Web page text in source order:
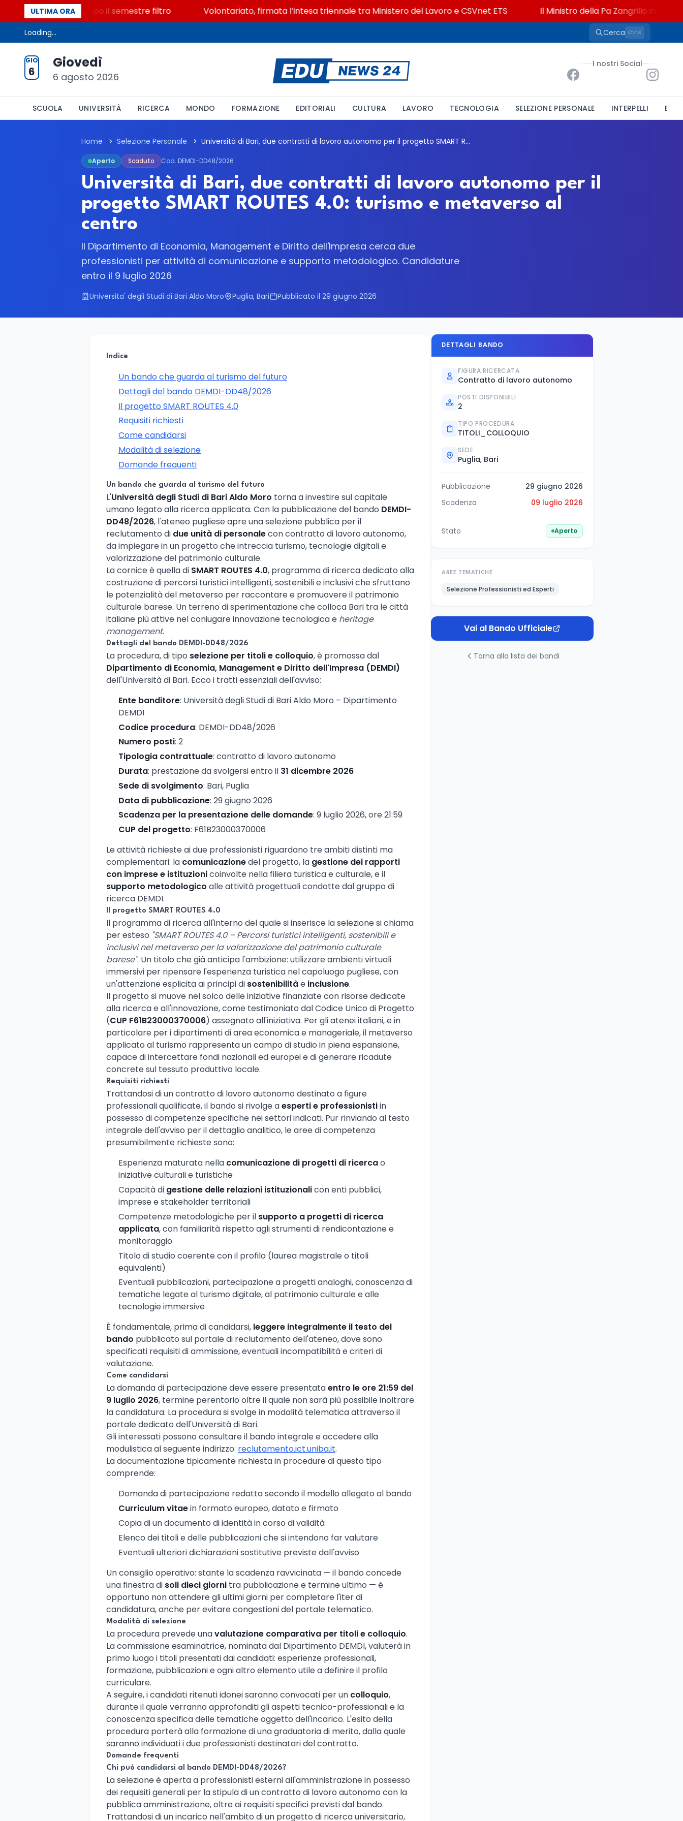
ULTIMA ORA
posti vacanti dopo il semestre filtro Volontariato, firmata l’intesa triennale tra Ministero del Lavoro e CSVnet ETS Il Ministro della Pa Zangrillo in
Loading... Cerca CtrlK
GIO
6
Giovedì
6 agosto 2026
I nostri Social
SCUOLA UNIVERSITÀ RICERCA MONDO FORMAZIONE EDITORIALI CULTURA LAVORO TECNOLOGIA SELEZIONE PERSONALE INTERPELLI
Home Selezione Personale Università di Bari, due contratti di lavoro autonomo per il progetto SMART ROUTES 4.0: turismo e metaverso al centro
Aperto Scaduto Cod. DEMDI-DD48/2026
Università di Bari, due contratti di lavoro autonomo per il
progetto SMART ROUTES 4.0: turismo e metaverso al
centro
Il Dipartimento di Economia, Management e Diritto dell'Impresa cerca due
professionisti per attività di comunicazione e supporto metodologico. Candidature
entro il 9 luglio 2026
Universita' degli Studi di Bari Aldo Moro Puglia, Bari Pubblicato il 29 giugno 2026
Indice
Un bando che guarda al turismo del futuro
Dettagli del bando DEMDI-DD48/2026
Il progetto SMART ROUTES 4.0
Requisiti richiesti
Come candidarsi
Modalità di selezione
Domande frequenti
Un bando che guarda al turismo del futuro
L'Università degli Studi di Bari Aldo Moro torna a investire sul capitale
umano legato alla ricerca applicata. Con la pubblicazione del bando DEMDI-
DD48/2026, l'ateneo pugliese apre una selezione pubblica per il
reclutamento di due unità di personalecon contratto di lavoro autonomo,
da impiegare in un progetto che intreccia turismo, tecnologie digitali e
valorizzazione del patrimonio culturale.
La cornice è quella di SMART ROUTES 4.0, programma di ricerca dedicato alla
costruzione di percorsi turistici intelligenti, sostenibili e inclusivi che sfruttano
le potenzialità del metaverso per raccontare e promuovere il patrimonio
culturale barese. Un terreno di sperimentazione che colloca Bari tra le città
italiane più attive nel coniugare innovazione tecnologica e heritage
management.
Dettagli del bando DEMDI-DD48/2026
La procedura, di tipo selezione per titoli e colloquio, è promossa dal
Dipartimento di Economia, Management e Diritto dell'Impresa (DEMDI)
dell'Università di Bari. Ecco i tratti essenziali dell'avviso:
Ente banditore: Università degli Studi di Bari Aldo Moro – Dipartimento
DEMDI
Codice procedura: DEMDI-DD48/2026
Numero posti: 2
Tipologia contrattuale: contratto di lavoro autonomo
Durata: prestazione da svolgersi entro il 31 dicembre 2026
Sede di svolgimento: Bari, Puglia
Data di pubblicazione: 29 giugno 2026
Scadenza per la presentazione delle domande: 9 luglio 2026, ore 21:59
CUP del progetto: F61B23000370006
Le attività richieste ai due professionisti riguardano tre ambiti distinti ma
complementari: la comunicazionedel progetto, la gestione dei rapporti
con imprese e istituzionicoinvolte nella filiera turistica e culturale, e il
supporto metodologico alle attività progettuali condotte dal gruppo di
ricerca DEMDI.
Il progetto SMART ROUTES 4.0
Il programma di ricerca all'interno del quale si inserisce la selezione si chiama
per esteso "SMART ROUTES 4.0 – Percorsi turistici intelligenti, sostenibili e
inclusivi nel metaverso per la valorizzazione del patrimonio culturale
barese". Un titolo che già anticipa l'ambizione: utilizzare ambienti virtuali
immersivi per ripensare l'esperienza turistica nel capoluogo pugliese, con
un'attenzione esplicita ai principi di sostenibilitàe inclusione.
Il progetto si muove nel solco delle iniziative finanziate con risorse dedicate
alla ricerca e all'innovazione, come testimoniato dal Codice Unico di Progetto
(CUP F61B23000370006) assegnato all'iniziativa. Per gli atenei italiani, e in
particolare per i dipartimenti di area economica e manageriale, il metaverso
applicato al turismo rappresenta un campo di studio in piena espansione,
capace di intercettare fondi nazionali ed europei e di generare ricadute
concrete sul tessuto produttivo locale.
Requisiti richiesti
Trattandosi di un contratto di lavoro autonomo destinato a figure
professionali qualificate, il bando si rivolge aesperti e professionistiin
possesso di competenze specifiche nei settori indicati. Pur rinviando al testo
integrale dell'avviso per il dettaglio analitico, le aree di competenza
presumibilmente richieste sono:
Esperienza maturata nella comunicazione di progetti di ricercao
iniziative culturali e turistiche
Capacità di gestione delle relazioni istituzionalicon enti pubblici,
imprese e stakeholder territoriali
Competenze metodologiche per il supporto a progetti di ricerca
applicata, con familiarità rispetto agli strumenti di rendicontazione e
monitoraggio
Titolo di studio coerente con il profilo (laurea magistrale o titoli
equivalenti)
Eventuali pubblicazioni, partecipazione a progetti analoghi, conoscenza di
tematiche legate al turismo digitale, al patrimonio culturale e alle
tecnologie immersive
È fondamentale, prima di candidarsi, leggere integralmente il testo del
bando pubblicato sul portale di reclutamento dell'ateneo, dove sono
specificati requisiti di ammissione, eventuali incompatibilità e criteri di
valutazione.
Come candidarsi
La domanda di partecipazione deve essere presentataentro le ore 21:59 del
9 luglio 2026, termine perentorio oltre il quale non sarà più possibile inoltrare
la candidatura. La procedura si svolge in modalità telematica attraverso il
portale dedicato dell'Università di Bari.
Gli interessati possono consultare il bando integrale e accedere alla
modulistica al seguente indirizzo: reclutamento.ict.uniba.it.
La documentazione tipicamente richiesta in procedure di questo tipo
comprende:
Domanda di partecipazione redatta secondo il modello allegato al bando
Curriculum vitaein formato europeo, datato e firmato
Copia di un documento di identità in corso di validità
Elenco dei titoli e delle pubblicazioni che si intendono far valutare
Eventuali ulteriori dichiarazioni sostitutive previste dall'avviso
Un consiglio operativo: stante la scadenza ravvicinata — il bando concede
una finestra di soli dieci giorni tra pubblicazione e termine ultimo — è
opportuno non attendere gli ultimi giorni per completare l'iter di
candidatura, anche per evitare congestioni del portale telematico.
Modalità di selezione
La procedura prevede unavalutazione comparativa per titoli e colloquio.
La commissione esaminatrice, nominata dal Dipartimento DEMDI, valuterà in
primo luogo i titoli presentati dai candidati: esperienze professionali,
formazione, pubblicazioni e ogni altro elemento utile a definire il profilo
curriculare.
A seguire, i candidati ritenuti idonei saranno convocati per un colloquio,
durante il quale verranno approfonditi gli aspetti tecnico-professionali e la
conoscenza specifica delle tematiche oggetto dell'incarico. L'esito della
procedura porterà alla formazione di una graduatoria di merito, dalla quale
saranno individuati i due professionisti destinatari del contratto.
Domande frequenti
Chi può candidarsi al bando DEMDI-DD48/2026?
La selezione è aperta a professionisti esterni all'amministrazione in possesso
dei requisiti generali per la stipula di un contratto di lavoro autonomo con la
pubblica amministrazione, oltre ai requisiti specifici previsti dal bando.
Trattandosi di un incarico nell'ambito di un progetto di ricerca universitario,
DETTAGLI BANDO
FIGURA RICERCATA
Contratto di lavoro autonomo
POSTI DISPONIBILI
2
TIPO PROCEDURA
TITOLI_COLLOQUIO
SEDE
Puglia, Bari
Pubblicazione
29 giugno 2026
Scadenza
09 luglio 2026
Stato Aperto
AREE TEMATICHE
Selezione Professionisti ed Esperti
Vai al Bando Ufficiale
Torna alla lista dei bandi